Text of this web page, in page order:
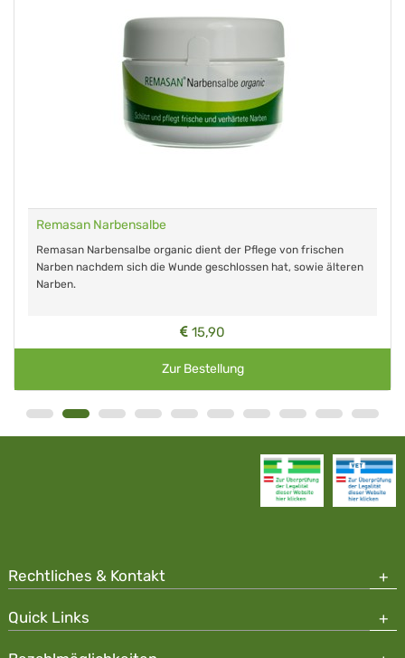
Remasan Narbensalbe
Remasan Narbensalbe organic dient der Pflege von frischen
Narben nachdem sich die Wunde geschlossen hat, sowie älteren
Narben.
15,90
Zur Bestellung
Rechtliches & Kontakt
Quick Links